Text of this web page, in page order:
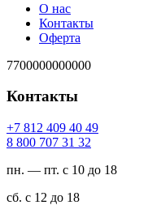
О нас
Контакты
Оферта
7700000000000
Контакты
94 04 904 218 7+
23 13 707 008 8
пн. — пт. с 10 до 18
сб. с 12 до 18